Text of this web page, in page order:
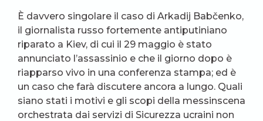
È davvero singolare il caso di Arkadij Babčenko,
il giornalista russo fortemente antiputiniano
riparato a Kiev, di cui il 29 maggio è stato
annunciato l’assassinio e che il giorno dopo è
riapparso vivo in una conferenza stampa; ed è
un caso che farà discutere ancora a lungo. Quali
siano stati i motivi e gli scopi della messinscena
orchestrata dai servizi di Sicurezza ucraini non